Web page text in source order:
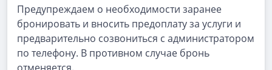
Предупреждаем о необходимости заранее
бронировать и вносить предоплату за услуги и
предварительно созвониться с администратором
по телефону. В противном случае бронь